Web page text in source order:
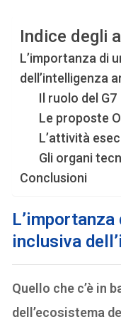
Indice degli
L’importanza di
dell’intelligenza
Il ruolo del G7
Le proposte
L’attività
Gli organi
Conclusioni
L’importanza
inclusiva
Quello che c’è in
dell’ecosistema